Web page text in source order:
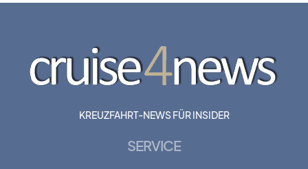
KREUZFAHRT-NEWS FÜR INSIDER
SERVICE